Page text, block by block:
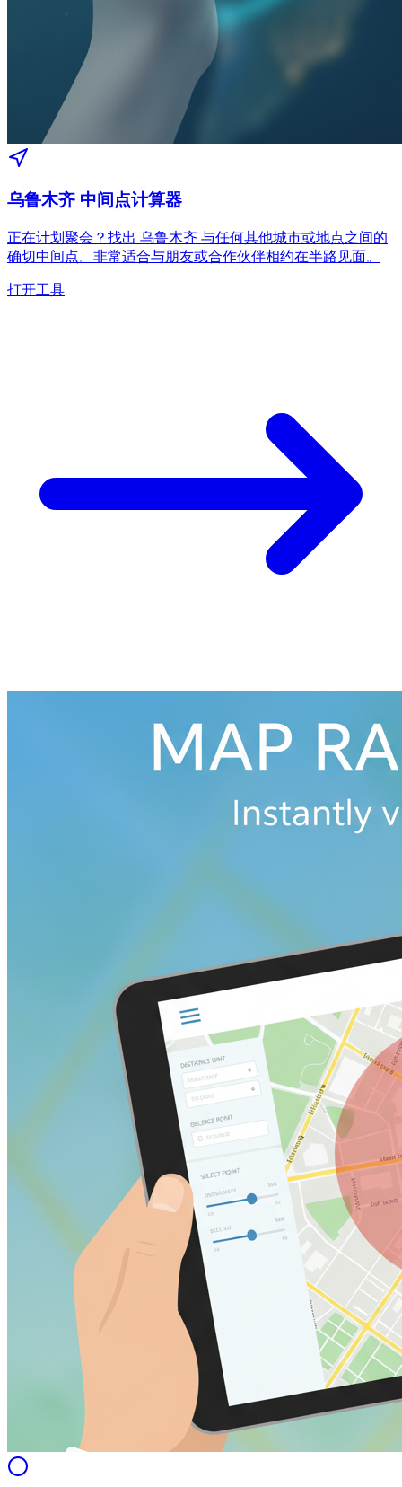
乌鲁木齐 中间点计算器
正在计划聚会？找出 乌鲁木齐 与任何其他城市或地点之间的
确切中间点。非常适合与朋友或合作伙伴相约在半路见面。
打开工具